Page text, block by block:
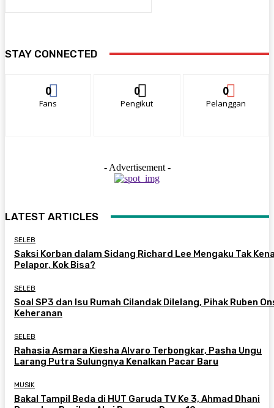
STAY CONNECTED
0
Fans
0
Pengikut
0
Pelanggan
- Advertisement -
LATEST ARTICLES
SELEB
Saksi Korban dalam Sidang Richard Lee Mengaku Tak
Pelapor, Kok Bisa?
SELEB
Soal SP3 dan Isu Rumah Cilandak Dilelang, Pihak Ruben
Keheranan
SELEB
Rahasia Asmara Kiesha Alvaro Terbongkar, Pasha Ungu
Larang Putra Sulungnya Kenalkan Pacar Baru
MUSIK
Bakal Tampil Beda di HUT Garuda TV Ke 3, Ahmad Dhani